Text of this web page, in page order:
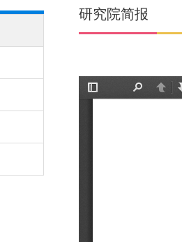
研究院简报